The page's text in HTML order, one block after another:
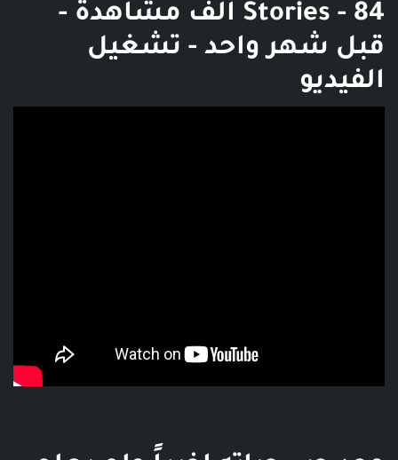
Stories - 84 ألف مشاهدة -
قبل شهر واحد - تشغيل
الفيديو